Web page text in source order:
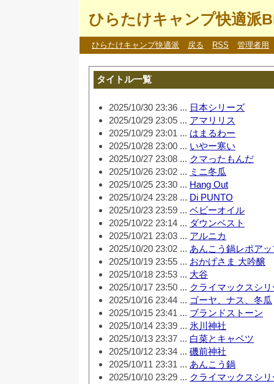
ひらたけキャンプ快適派
ひらたけキャンプ快適派 戻る RSS 管理者用
タイトル一覧
2025/10/30 23:36 ... 日本シリーズ
2025/10/29 23:05 ... アマリリス
2025/10/29 23:01 ... はまるわー
2025/10/28 23:00 ... いやー寒い
2025/10/27 23:08 ... クマったもんだ
2025/10/26 23:02 ... ミニ冬瓜
2025/10/25 23:30 ... Hang Out
2025/10/24 23:28 ... Di PUNTO
2025/10/23 23:59 ... ベビーオイル
2025/10/22 23:14 ... ダウンベスト
2025/10/21 23:03 ... アルニカ
2025/10/20 23:02 ... あんこう鍋レポア
2025/10/19 23:55 ... おかげさま 大吟醸
2025/10/18 23:53 ... 大谷
2025/10/17 23:50 ... クライマックスシ
2025/10/16 23:44 ... ゴーヤ、ナス、冬瓜
2025/10/15 23:41 ... ブランドストーン
2025/10/14 23:39 ... 氷川神社
2025/10/13 23:37 ... 白菜とキャベツ
2025/10/12 23:34 ... 磯前神社
2025/10/11 23:31 ... あんこう鍋
2025/10/10 23:29 ... クライマックスシ